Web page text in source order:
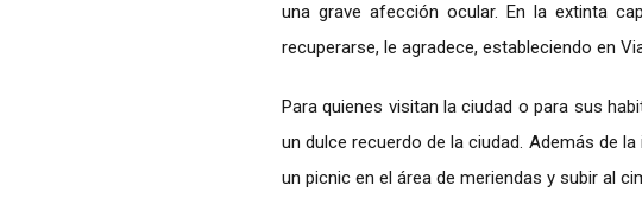
una grave afección ocular. En la extinta
recuperarse, le agradece, estableciendo en
Para quienes visitan la ciudad o para sus
un dulce recuerdo de la ciudad. Además de
un picnic en el área de meriendas y subir al